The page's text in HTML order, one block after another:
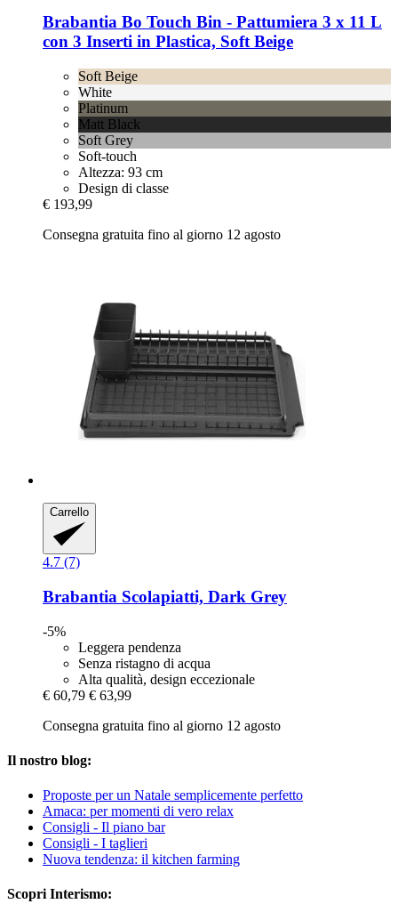
Brabantia Bo Touch Bin -​ Pattumiera 3 x 11 L
con 3 Inserti in Plastica, Soft Beige
Soft Beige
White
Platinum
Matt Black
Soft Grey
Soft-touch
Altezza: 93 cm
Design di classe
€ 193,99
Consegna gratuita fino al giorno 12 agosto
Carrello
4.7 (7)
Brabantia Scolapiatti, Dark Grey
-5%
Leggera pendenza
Senza ristagno di acqua
Alta qualità, design eccezionale
€ 60,79 € 63,99
Consegna gratuita fino al giorno 12 agosto
Il nostro blog:
Proposte per un Natale semplicemente perfetto
Amaca: per momenti di vero relax
Consigli - Il piano bar
Consigli - I taglieri
Nuova tendenza: il kitchen farming
Scopri Interismo: